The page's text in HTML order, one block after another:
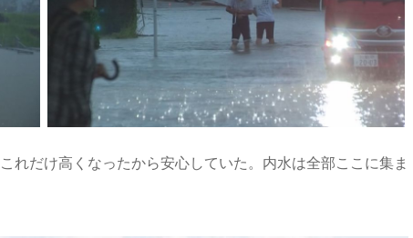
れだけ高くなったから安心していた。内水は全部ここに集ま